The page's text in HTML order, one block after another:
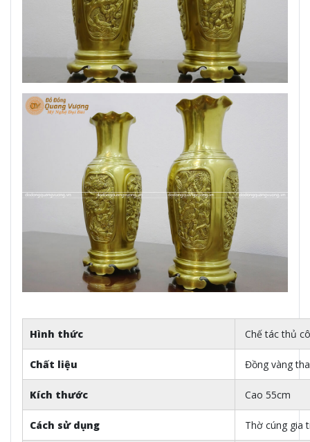
Hình thức Chế tác thủ
Chất liệu Đồng vàng
Kích thước Cao 55cm
Cách sử dụng Thờ cúng gia